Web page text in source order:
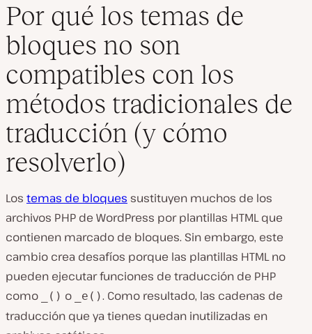
Por qué los temas de
bloques no son
compatibles con los
métodos tradicionales de
traducción (y cómo
resolverlo)
Los temas de bloques sustituyen muchos de los
archivos PHP de WordPress por plantillas HTML que
contienen marcado de bloques. Sin embargo, este
cambio crea desafíos porque las plantillas HTML no
pueden ejecutar funciones de traducción de PHP
como
_() o _e(). Como resultado, las cadenas de
traducción que ya tienes quedan inutilizadas en